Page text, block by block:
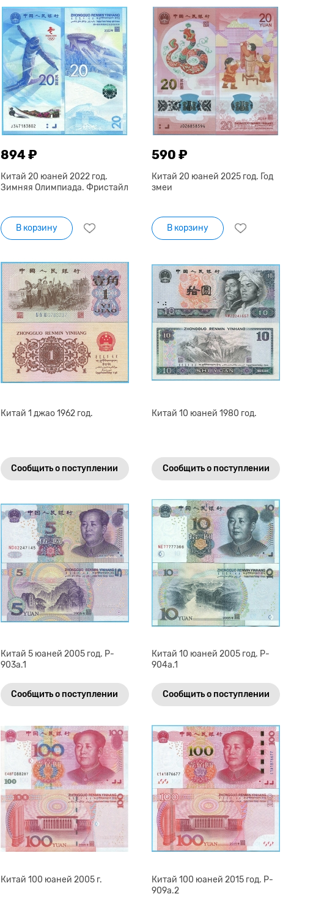
894 ₽
Китай 20 юаней 2022 год.
Зимняя Олимпиада. Фристайл
В корзину
590 ₽
Китай 20 юаней 2025 год. Год
змеи
В корзину
Китай 1 джао 1962 год.
Сообщить о поступлении
Китай 10 юаней 1980 год.
Сообщить о поступлении
Китай 5 юаней 2005 год. P-
903а.1
Сообщить о поступлении
Китай 10 юаней 2005 год. P-
904а.1
Сообщить о поступлении
Китай 100 юаней 2005 г.
Китай 100 юаней 2015 год. P-
909a.2